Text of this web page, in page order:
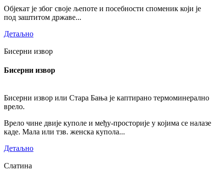
Објекат је због своје љепоте и посебности споменик који је
под заштитом државе...
Детаљно
Бисерни извор
Бисерни извор
Бисерни извор или Стара Бања је каптирано термоминерално
врело.
Врело чине двије куполе и међу-просторије у којима се налазе
каде. Мала или тзв. женска купола...
Детаљно
Слатина